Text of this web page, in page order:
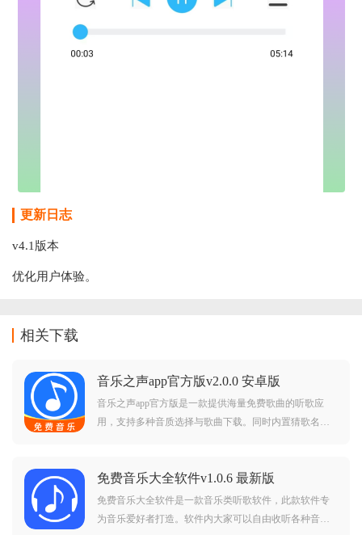
更新日志
v4.1版本
优化用户体验。
相关下载
音乐之声app官方版v2.0.0 安卓版
音乐之声app官方版是一款提供海量免费歌曲的听歌应
用，支持多种音质选择与歌曲下载。同时内置猜歌名、
歌的朋友快来下载试试吧！
免费音乐大全软件v1.0.6 最新版
免费音乐大全软件是一款音乐类听歌软件，此款软件专
为音乐爱好者打造。软件内大家可以自由收听各种音